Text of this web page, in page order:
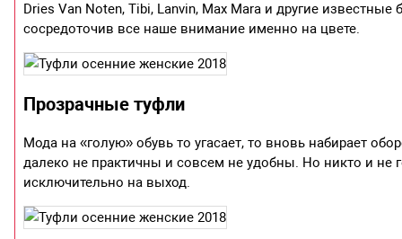
Dries Van Noten, Tibi, Lanvin, Max Mara и другие
сосредоточив все наше внимание именно на цвете.
Прозрачные туфли
Мода на «голую» обувь то угасает, то вновь набирает
далеко не практичны и совсем не удобны. Но никто и не
исключительно на выход.